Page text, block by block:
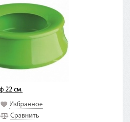
22 см.
Избранное
Сравнить